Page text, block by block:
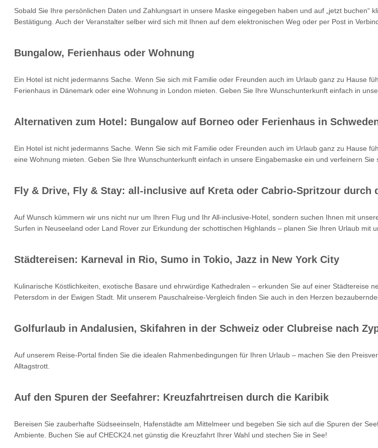
Sobald Sie Ihre persönlichen Daten und Zahlungsart in unsere Maske eingegeben haben und auf „jetzt
Bestätigung. Auch der Veranstalter selber wird sich mit Ihnen auf dem elektronischen Weg oder per Post in
Bungalow, Ferienhaus oder Wohnung
Ein Hotel ist nicht jedermanns Sache. Wenn Sie sich mit Familie oder Freunden auch im Urlaub ganz zu Hause
Ferienhaus in Dänemark oder eine Wohnung in London mieten. Geben Sie Ihre Wunschunterkunft einfach in
Alternativen zum Hotel: Bungalow auf Borneo oder Ferienhaus in
Ein Hotel ist nicht jedermanns Sache. Wenn Sie sich mit Familie oder Freunden auch im Urlaub ganz zu Hause
eine Wohnung mieten. Geben Sie Ihre Wunschunterkunft einfach in unsere Eingabemaske ein und verfeinern Sie
Fly & Drive, Fly & Stay: all-inclusive auf Kreta oder Cabrio-Spritzour durch
Auf Wunsch kümmern wir uns nicht nur um Ihren Flug und Ihr All-inclusive-Hotel, sondern suchen Ihnen mit
Surfen in Neuseeland oder Land Rover zur Erkundung der schottischen Highlands – planen Sie Ihren Urlaub mit
Städtereisen: Karneval in Rio, Sumo in Tokio, Jazz in New York City
Kulinarische Köstlichkeiten, exotische Basare und ehrwürdige Kathedralen – erkunden Sie auf einer Städtereise
Petersdom in der Ewigen Stadt. Mit unserem Pauschalreise-Vergleich finden Sie auch in den Herzen
Golfurlaub in Andalusien, Skifahren in der Schweiz oder Clubreise nach
Auf unserem Reise-Portal finden Sie die idealen Rahmenbedingungen für Ihren Urlaub – machen Sie den
Alltagstrott.
Auf den Spuren der Seefahrer: Kreuzfahrtreisen durch die Karibik
Bereisen Sie zauberhafte Südseeinseln, Hafenstädte am Mittelmeer und begeben Sie sich auf die Spuren der
Ambiente. Buchen Sie auf CHECK24.net günstig die Kreuzfahrt Ihrer Wahl und stechen Sie in See!